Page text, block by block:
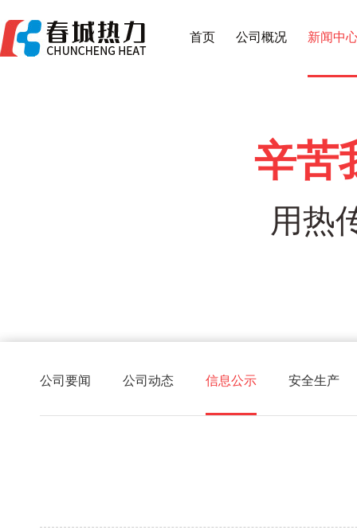
首页 公司概况 新闻中
辛苦
用热
公司要闻 公司动态 信息公示 安全生产